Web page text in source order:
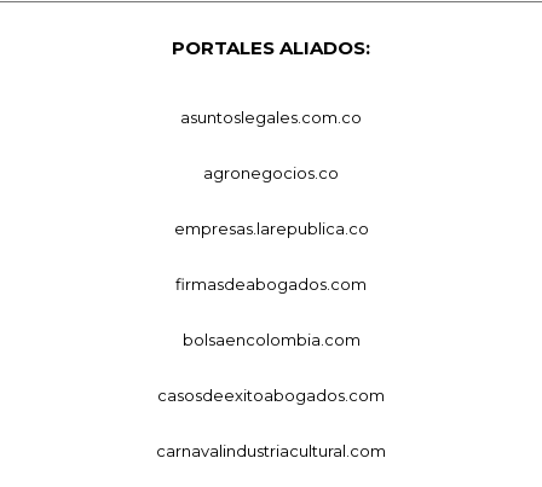
PORTALES ALIADOS:
asuntoslegales.com.co
agronegocios.co
empresas.larepublica.co
firmasdeabogados.com
bolsaencolombia.com
casosdeexitoabogados.com
carnavalindustriacultural.com